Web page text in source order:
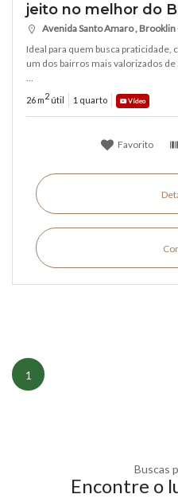
jeito no melhor do
Avenida Santo Amaro , Brooklin
Ideal para quem busca
um dos bairros mais valorizados
...
26 m2 útil 1 quarto Vídeo
Favorito
1
Buscas
Encontre o